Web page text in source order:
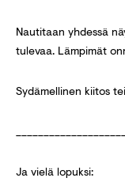
Nautitaan yhdessä
tulevaa. Lämpimät
Sydämellinen kiitos
Ja vielä lopuksi: